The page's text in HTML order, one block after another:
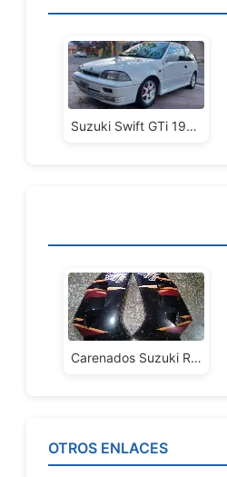
Suzuki Swift GTi 1996
Carenados Suzuki Rg150 Gamma 2
OTROS ENLACES